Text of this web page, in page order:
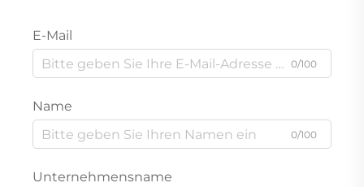
E-Mail
0/100
Name
0/100
Unternehmensname